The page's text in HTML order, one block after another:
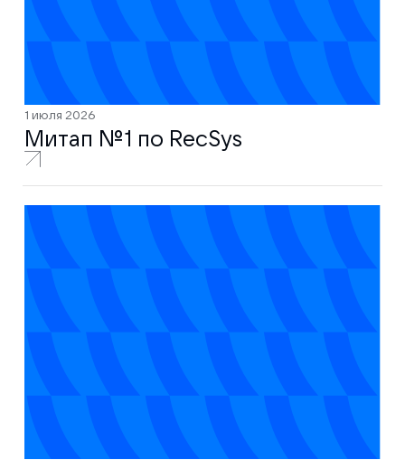
1 июля 2026
Митап № 1 по RecSys